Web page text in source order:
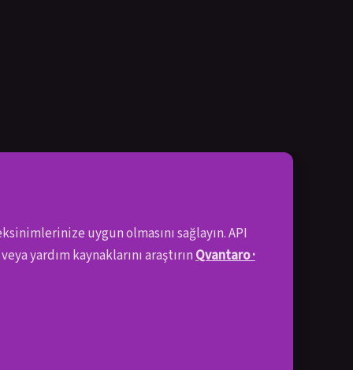
uygun olmasını sağlayın. API
veya yardım kaynaklarını araştırın Qvantaro ·